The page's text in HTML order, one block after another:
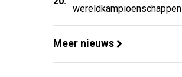
wereldkampioenschappen
Meer nieuws